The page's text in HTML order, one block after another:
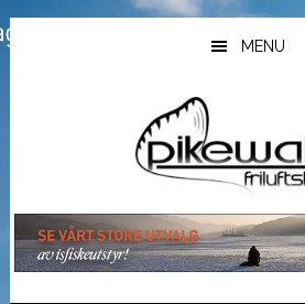
Hopp
til
Hopp
til
Hopp
til
MENU